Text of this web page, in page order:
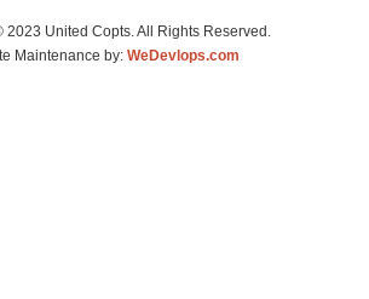
2023 United Copts. All Rights Reserved.
Maintenance by: WeDevlops.com